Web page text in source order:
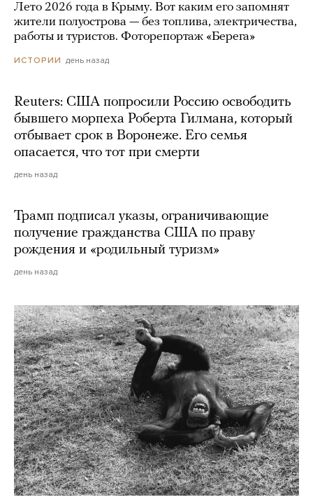
Лето 2026 года в Крыму. Вот каким его запомнят
жители полуострова — без топлива, электричества,
работы и туристов. Фоторепортаж «Берега»
ИСТОРИИ день назад
Reuters: США попросили Россию освободить
бывшего морпеха Роберта Гилмана, который
отбывает срок в Воронеже. Его семья
опасается, что тот при смерти
день назад
Трамп подписал указы, ограничивающие
получение гражданства США по праву
рождения и «родильный туризм»
день назад